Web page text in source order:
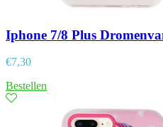
Iphone 7/8 Plus
€7,30
Bestellen